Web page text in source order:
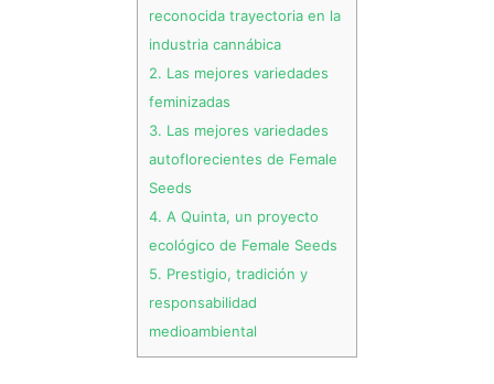
reconocida trayectoria en la
industria cannábica
2. Las mejores variedades
feminizadas
3. Las mejores variedades
autoflorecientes de Female
Seeds
4. A Quinta, un proyecto
ecológico de Female Seeds
5. Prestigio, tradición y
responsabilidad
medioambiental